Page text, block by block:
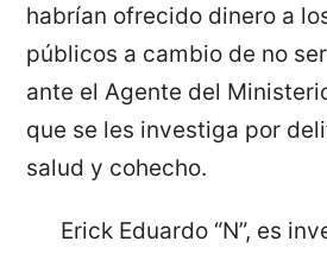
habrían ofrecido dinero a
públicos a cambio de no
ante el Agente del
que se les investiga por
salud y cohecho.
Erick Eduardo “N”, es